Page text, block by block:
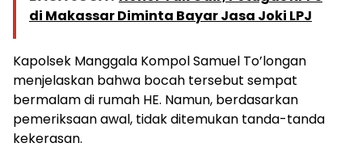
di Makassar Diminta Bayar Jasa Joki LPJ
Kapolsek Manggala Kompol Samuel To’longan
menjelaskan bahwa bocah tersebut sempat
bermalam di rumah HE. Namun, berdasarkan
pemeriksaan awal, tidak ditemukan tanda-tanda
kekerasan.